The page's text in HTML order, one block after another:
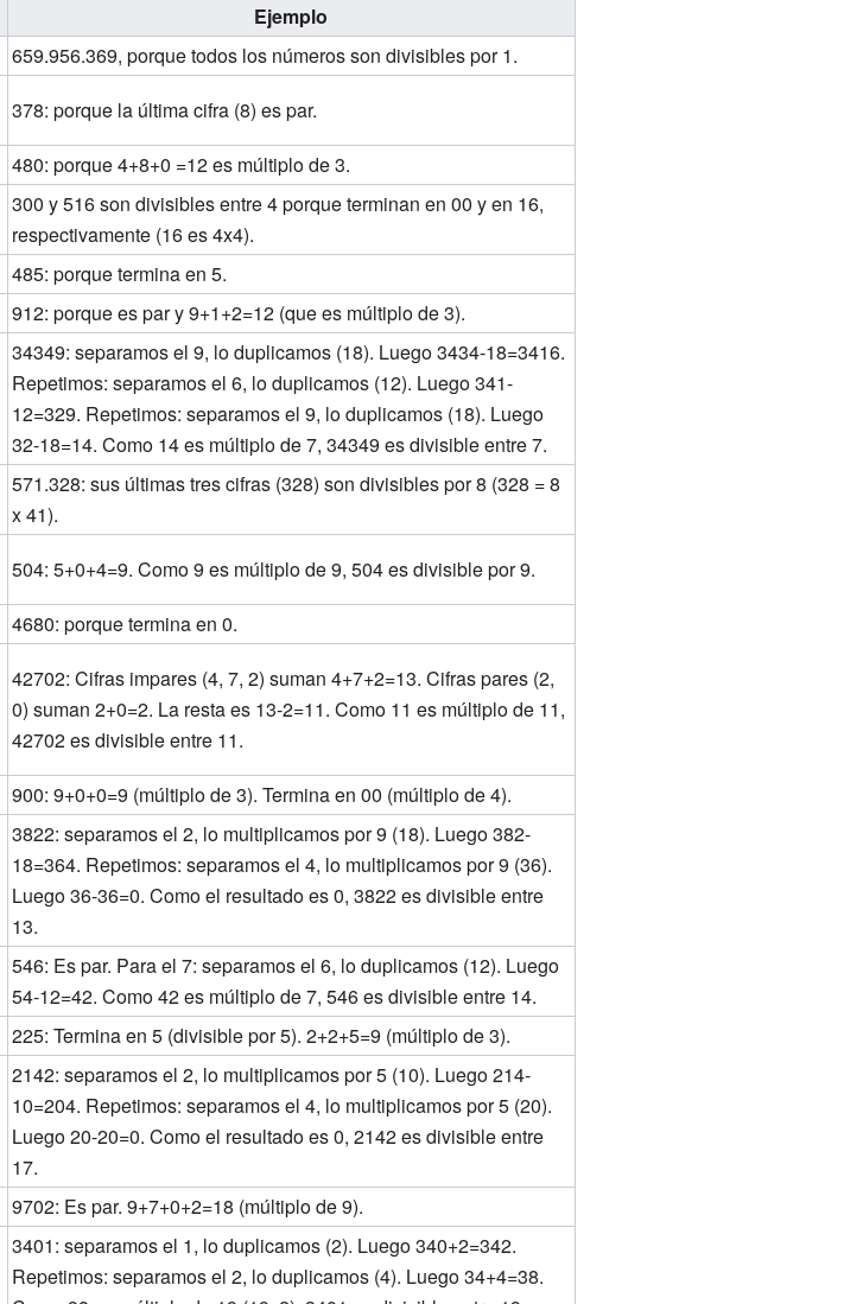
Ejemplo
659.956.369, porque todos los números son divisibles por 1.
378: porque la última cifra (8) es par.
480: porque 4+8+0 =12 es múltiplo de 3.
300 y 516 son divisibles entre 4 porque terminan en 00 y en 16,
respectivamente (16 es 4x4).
485: porque termina en 5.
912: porque es par y 9+1+2=12 (que es múltiplo de 3).
34349: separamos el 9, lo duplicamos (18). Luego 3434-18=3416.
Repetimos: separamos el 6, lo duplicamos (12). Luego 341-
12=329. Repetimos: separamos el 9, lo duplicamos (18). Luego
32-18=14. Como 14 es múltiplo de 7, 34349 es divisible entre 7.
571.328: sus últimas tres cifras (328) son divisibles por 8 (328 = 8
x 41).
504: 5+0+4=9. Como 9 es múltiplo de 9, 504 es divisible por 9.
4680: porque termina en 0.
42702: Cifras impares (4, 7, 2) suman 4+7+2=13. Cifras pares (2,
0) suman 2+0=2. La resta es 13-2=11. Como 11 es múltiplo de 11,
42702 es divisible entre 11.
900: 9+0+0=9 (múltiplo de 3). Termina en 00 (múltiplo de 4).
3822: separamos el 2, lo multiplicamos por 9 (18). Luego 382-
18=364. Repetimos: separamos el 4, lo multiplicamos por 9 (36).
Luego 36-36=0. Como el resultado es 0, 3822 es divisible entre
13.
546: Es par. Para el 7: separamos el 6, lo duplicamos (12). Luego
54-12=42. Como 42 es múltiplo de 7, 546 es divisible entre 14.
225: Termina en 5 (divisible por 5). 2+2+5=9 (múltiplo de 3).
2142: separamos el 2, lo multiplicamos por 5 (10). Luego 214-
10=204. Repetimos: separamos el 4, lo multiplicamos por 5 (20).
Luego 20-20=0. Como el resultado es 0, 2142 es divisible entre
17.
9702: Es par. 9+7+0+2=18 (múltiplo de 9).
3401: separamos el 1, lo duplicamos (2). Luego 340+2=342.
Repetimos: separamos el 2, lo duplicamos (4). Luego 34+4=38.